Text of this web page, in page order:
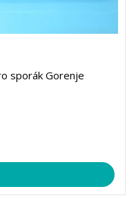
sporák Gorenje